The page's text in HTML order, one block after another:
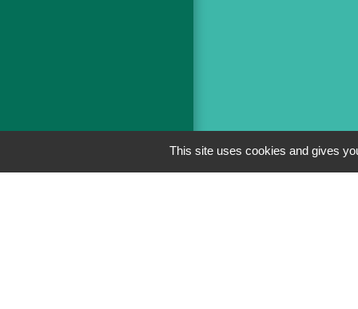
This site uses cookies and gives